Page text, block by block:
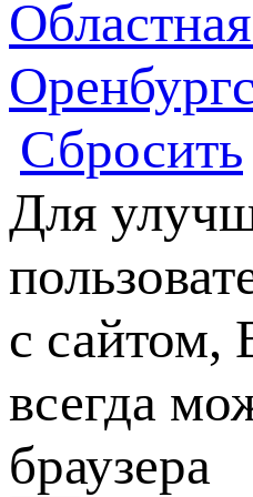
Сбросить
Для
с сайтом,
всегда
браузера